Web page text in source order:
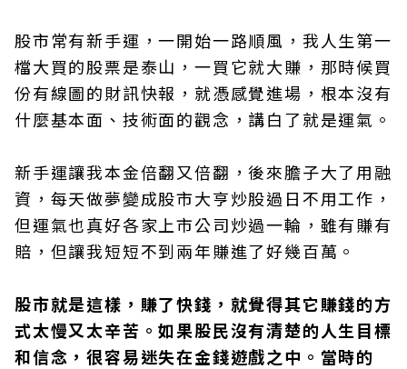
股市常有新手運，一開始一路順風，我人生第一
檔大買的股票是泰山，一買它就大賺，那時候買
份有線圖的財訊快報，就憑感覺進場，根本沒有
什麼基本面、技術面的觀念，講白了就是運氣。
新手運讓我本金倍翻又倍翻，後來膽子大了用融
資，每天做夢變成股市大亨炒股過日不用工作，
但運氣也真好各家上市公司炒過一輪，雖有賺有
賠，但讓我短短不到兩年賺進了好幾百萬。
股市就是這樣，賺了快錢，就覺得其它賺錢的方
式太慢又太辛苦。如果股民沒有清楚的人生目標
和信念，很容易迷失在金錢遊戲之中。當時的